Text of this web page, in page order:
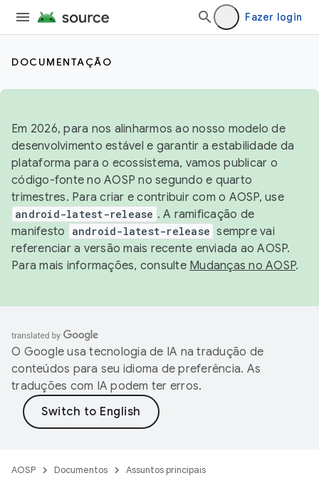
Fazer login
DOCUMENTAÇÃO
Em 2026, para nos alinharmos ao nosso modelo de
desenvolvimento estável e garantir a estabilidade da
plataforma para o ecossistema, vamos publicar o
código-fonte no AOSP no segundo e quarto
trimestres. Para criar e contribuir com o AOSP, use
android-latest-release . A ramificação de
manifesto
android-latest-release sempre vai
referenciar a versão mais recente enviada ao AOSP.
Para mais informações, consulte Mudanças no AOSP.
O Google usa tecnologia de IA na tradução de
conteúdos para seu idioma de preferência. As
traduções com IA podem ter erros.
AOSP Documentos Assuntos principais